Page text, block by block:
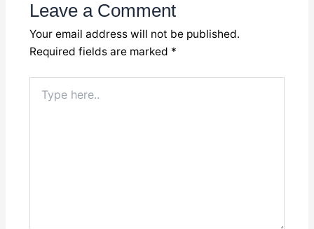
Leave a Comment
Your email address will not be published.
Required fields are marked *
here..